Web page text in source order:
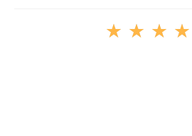
★ ★ ★ ★